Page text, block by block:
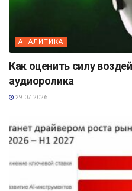
АНАЛИТИКА
Как оценить силу
аудиоролика
29.07.2026